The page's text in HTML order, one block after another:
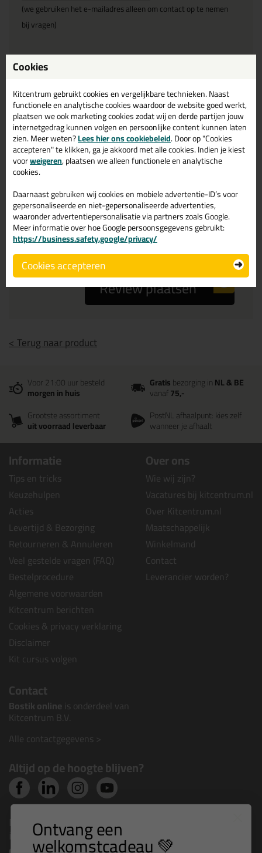
(we gebruiken het e-mailadres alleen om contact op te nemen
bij vragen)
Reviewtitel *
Je ervaring
Zou jij dit product aanbevelen bij anderen?
ja
nee
Review plaatsen
< Terug naar product
Voor 21:00 uur besteld
morgen in huis
Gratisbezorging inNL & BE
vanaf75,-
Grootste assortiment
uit voorraad leverbaar
PostNL afhaalpunt: kies zelf
wanneer je afhaalt
Informatie
Tips en tricks
Keuzehulpen
Acties
Levertijd & Bezorging
Retourneren & Annuleren
Veel gestelde vragen (FAQ)
Bestelprocedure
Algemene voorwaarden
Kitcentrum berichten
Cookies & privacy verklaring
Disclaimer
Kit cursus volgen
Over ons
Wie wij zijn?
Vacatures bij kitcentrum.nl
Over Kitcentrum.nl
Maatschappelijk
Winkelmand
Contact
Leverancier worden?
Contact
Bostik online is onderdeel van
Kitcentrum B.V.
Alle contactgegevens >
Altijd op de hoogte blijven?
Nieuws, tips en exclusieve deals rechtstreeks in je
inbox
Cookies
Kitcentrum gebruikt cookies en vergelijkbare technieken. Naast
functionele en analytische cookies waardoor de website goed werkt,
plaatsen we ook marketing cookies zodat wij en derde partijen jouw
internetgedrag kunnen volgen en persoonlijke content kunnen laten
zien. Meer weten?Lees hier ons cookiebeleid. Door op "Cookies
accepteren" te klikken, ga je akkoord met alle cookies. Indien je kiest
voorweigeren, plaatsen we alleen functionele en analytische
cookies.
Daarnaast gebruiken wij cookies en mobiele advertentie-ID’s voor
gepersonaliseerde en niet-gepersonaliseerde advertenties,
waaronder advertentiepersonalisatie via partners zoals Google.
Meer informatie over hoe Google persoonsgegevens gebruikt:
https://business.safety.google/privacy/
Cookies accepteren
Ontvang een
welkomstcadeau 💚